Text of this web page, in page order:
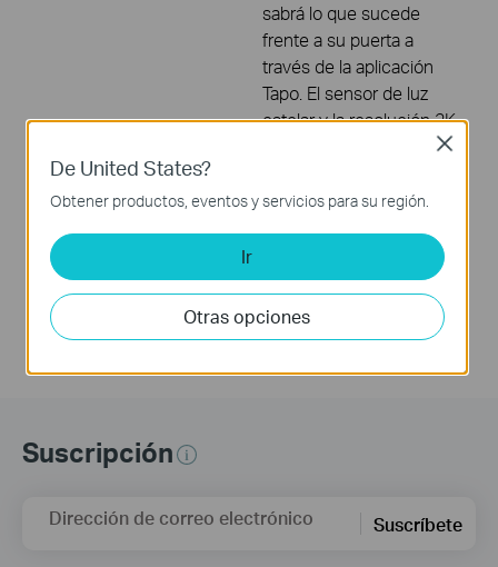
sabrá lo que sucede
frente a su puerta a
través de la aplicación
Tapo. El sensor de luz
estelar y la resolución 2K
de 5 MP ayudan a que el
detalles finos, incluso en
Suscripción
Dirección de correo electrónico Suscríbete
De United States?
Obtener productos, eventos y servicios para su región.
Ir
Otras opciones
Close